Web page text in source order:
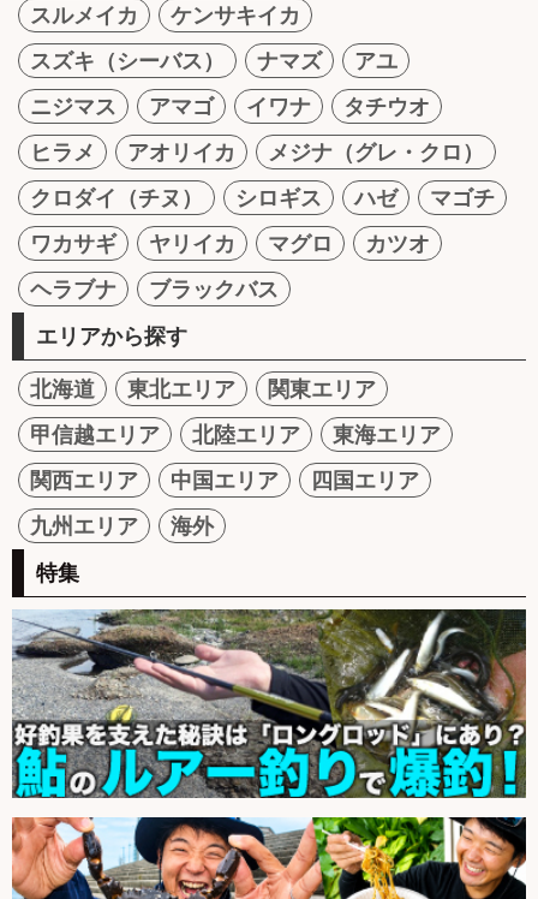
スルメイカ
ケンサキイカ
スズキ（シーバス）
ナマズ
アユ
ニジマス
アマゴ イワナ
タチウオ
ヒラメ
アオリイカ
メジナ（グレ・クロ）
クロダイ（チヌ）
シロギス ハゼ
マゴチ
ワカサギ
ヤリイカ マグロ
カツオ
ヘラブナ
ブラックバス
エリアから探す
北海道 東北エリア
関東エリア
甲信越エリア
北陸エリア
東海エリア
関西エリア
中国エリア
四国エリア
九州エリア
海外
特集